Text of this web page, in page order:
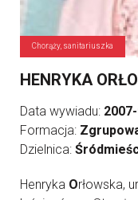
Chorąży, sanitariuszka
HENRYKA
Data wywiadu:
Formacja:
Dzielnica:
Henryka Orłowska,